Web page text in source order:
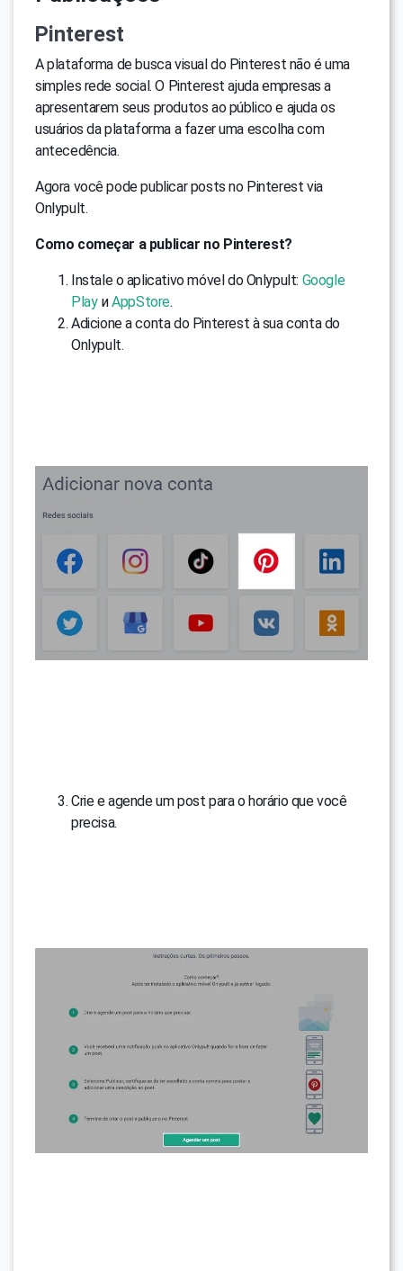
Pinterest
A plataforma de busca visual do Pinterest não é uma
simples rede social. O Pinterest ajuda empresas a
apresentarem seus produtos ao público e ajuda os
usuários da plataforma a fazer uma escolha com
antecedência.
Agora você pode publicar posts no Pinterest via
Onlypult.
Como começar a publicar no Pinterest?
Instale o aplicativo móvel do Onlypult: Google
PlayиAppStore.
Adicione a conta do Pinterest à sua conta do
Onlypult.
Crie e agende um post para o horário que você
precisa.